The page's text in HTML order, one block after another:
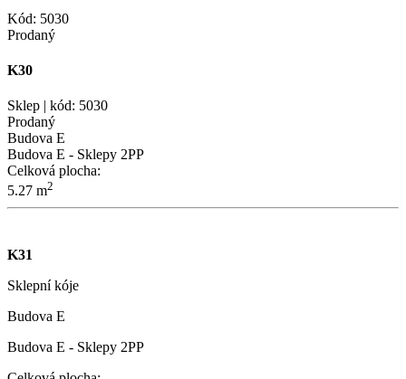
Kód: 5030
Prodaný
K30
Sklep | kód: 5030
Prodaný
Budova E
Budova E - Sklepy 2PP
Celková plocha:
5.27 m2
K31
Sklepní kóje
Budova E
Budova E - Sklepy 2PP